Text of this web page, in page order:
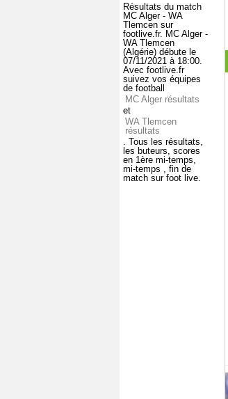
Résultats du match
MC Alger - WA
Tlemcen sur
footlive.fr. MC Alger -
WA Tlemcen
(Algérie) débute le
07/11/2021 à 18:00.
Avec footlive.fr
suivez vos équipes
de football
MC Alger résultats
et
WA Tlemcen
résultats
. Tous les résultats,
les buteurs, scores
en 1ère mi-temps,
mi-temps , fin de
match sur foot live.